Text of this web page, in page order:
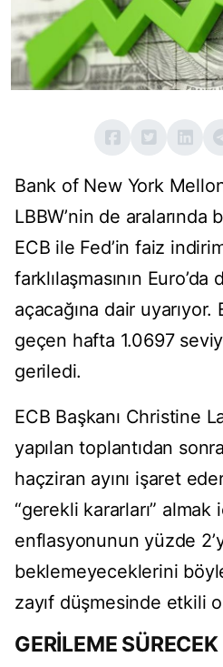
Bank of New York
LBBW’nin de aralarında
ECB ile Fed’in faiz
farklılaşmasının
açacağına dair
geçen hafta 1.0697
geriledi.
ECB Başkanı Christine
yapılan toplantıdan
haçziran ayını işaret
“gerekli kararları”
enflasyonunun yüzde
beklemeyeceklerini
zayıf düşmesinde etkili
GERİLEME SÜRECEK